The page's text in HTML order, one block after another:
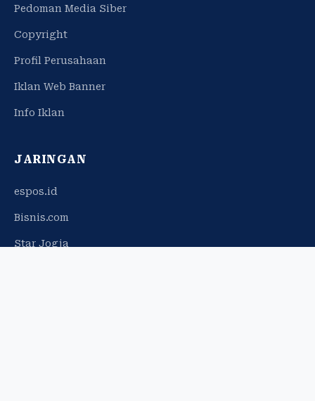
Pedoman Media Siber
Copyright
Profil Perusahaan
Iklan Web Banner
Info Iklan
JARINGAN
espos.id
Bisnis.com
Star Jogja